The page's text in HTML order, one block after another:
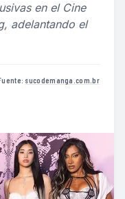
en el Cine
adelantando el
sucodemanga.com.br